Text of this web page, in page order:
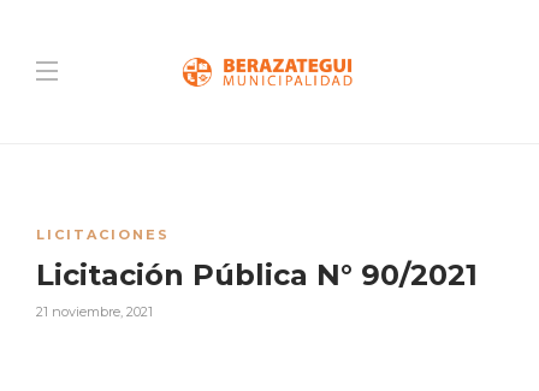
LICITACIONES
Licitación Pública N° 90/2021
21 noviembre, 2021